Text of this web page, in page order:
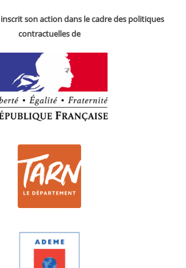
son action dans le cadre des politiques
contractuelles de